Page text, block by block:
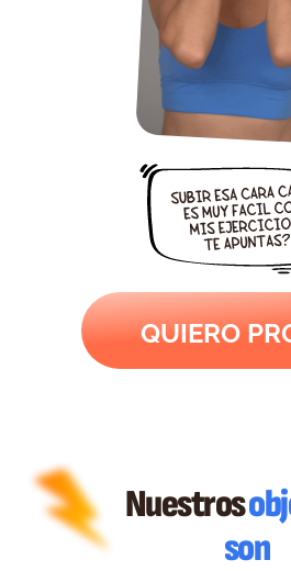
QUIERO
Nuestros
son